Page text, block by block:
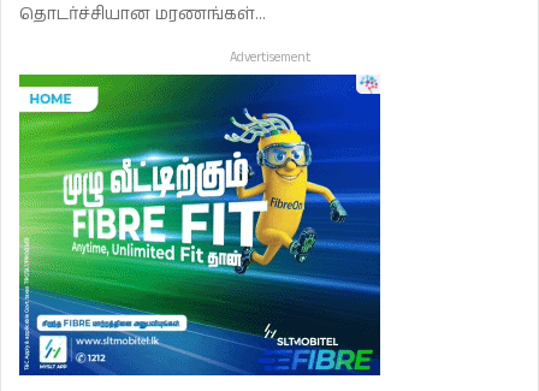
தொடர்ச்சியான மரணங்கள்…
Advertisement